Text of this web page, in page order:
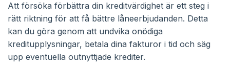
Att försöka förbättra din kreditvärdighet är ett steg i
rätt riktning för att få bättre låneerbjudanden. Detta
kan du göra genom att undvika onödiga
kreditupplysningar, betala dina fakturor i tid och säg
upp eventuella outnyttjade krediter.